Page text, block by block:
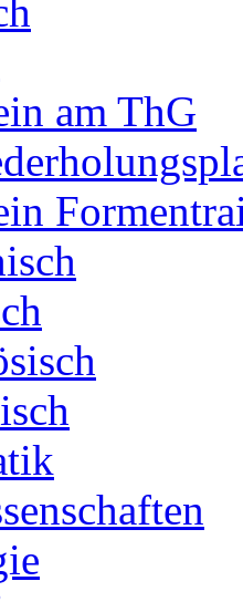
am ThG